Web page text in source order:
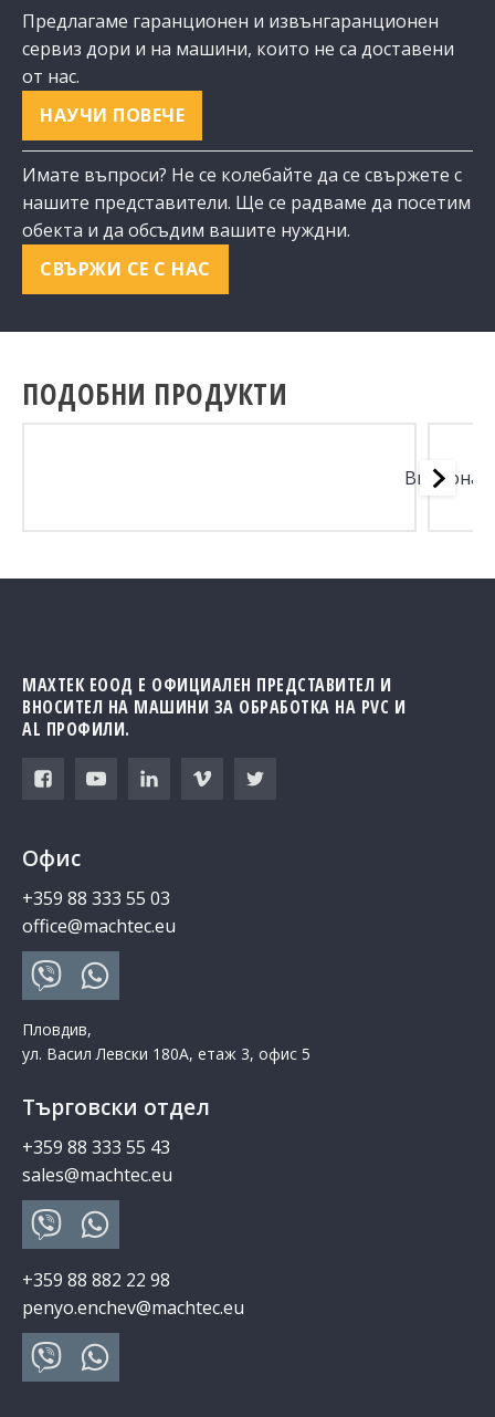
Предлагаме гаранционен и извънгаранционен
сервиз дори и на машини, които не са доставени
от нас.
НАУЧИ ПОВЕЧЕ
Имате въпроси? Не се колебайте да се свържете с
нашите представители. Ще се радваме да посетим
обекта и да обсъдим вашите нуждни.
СВЪРЖИ СЕ С НАС
ПОДОБНИ ПРОДУКТИ
МАХТЕК ЕООД Е ОФИЦИАЛЕН ПРЕДСТАВИТЕЛ И
ВНОСИТЕЛ НА МАШИНИ ЗА ОБРАБОТКА НА PVC И
AL ПРОФИЛИ.
Офис
+359 88 333 55 03
office@machtec.eu
Пловдив,
ул. Васил Левски 180А, етаж 3, офис 5
Търговски отдел
+359 88 333 55 43
sales@machtec.eu
+359 88 882 22 98
penyo.enchev@machtec.eu